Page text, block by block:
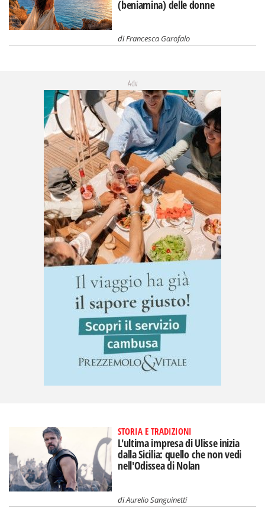
(beniamina) delle donne
diFrancesca Garofalo
Adv
STORIA E TRADIZIONI
L'ultima impresa di Ulisse inizia
dalla Sicilia: quello che non vedi
nell'Odissea di Nolan
diAurelio Sanguinetti